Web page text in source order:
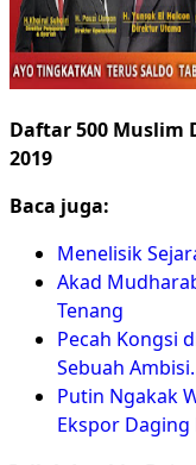
Daftar 500 Muslim
2019
Baca juga:
Menelisik
Akad
Tenang
Pecah Kongsi
Sebuah
Putin Ngakak
Ekspor